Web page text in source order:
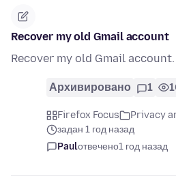
Recover my old Gmail account
Recover my old Gmail account.
Архивировано 1
Firefox Focus
Privacy
задан 1 год назад
Paulотвечено1 год назад